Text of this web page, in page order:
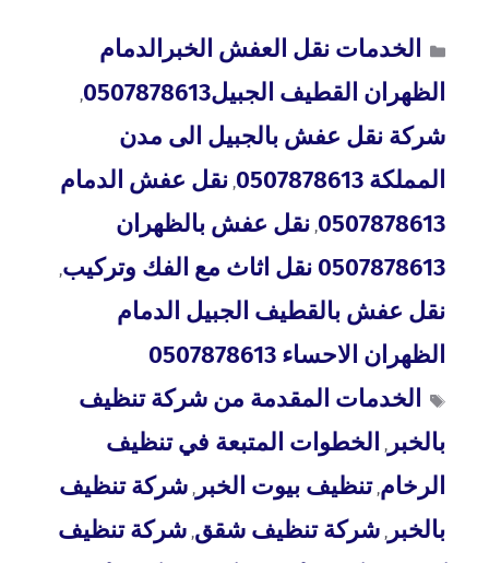
الخدمات نقل العفش الخبرالدمام
الظهران القطيف الجبيل0507878613
,
شركة نقل عفش بالجبيل الى مدن
المملكة 0507878613
, نقل عفش الدمام
0507878613
, نقل عفش بالظهران
0507878613 نقل اثاث مع الفك وتركيب
,
نقل عفش بالقطيف الجبيل الدمام
الظهران الاحساء 0507878613
الخدمات المقدمة من شركة تنظيف
بالخبر , الخطوات المتبعة في تنظيف
الرخام,تنظيف بيوت الخبر , شركة تنظيف
بالخبر , شركة تنظيف شقق, شركة تنظيف